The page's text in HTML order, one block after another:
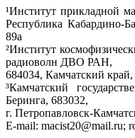
¹Институт прикладной
Республика Кабардино-
89а
²Институт
радиоволн ДВО РАН,
684034, Камчатский
³Камчатский
Беринга, 683032,
г. Петропавловск-
E-mail: macist20@mail.ru;